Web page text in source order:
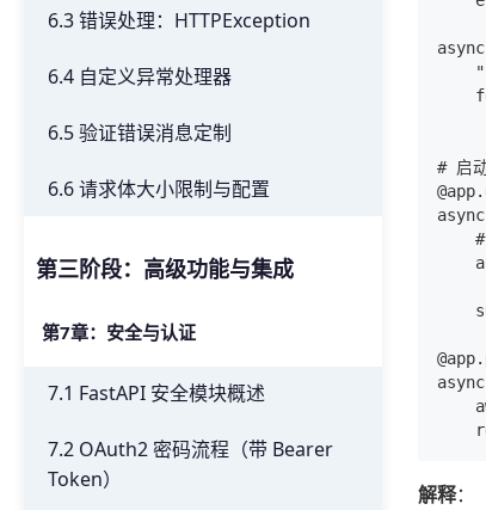
6.3 错误处理：HTTPException
6.4 自定义异常处理器
6.5 验证错误消息定制
6.6 请求体大小限制与配置
第三阶段：高级功能与集成
第7章：安全与认证
7.1 FastAPI 安全模块概述
7.2 OAuth2 密码流程（带 Bearer
Token）
# 启
#
解释：